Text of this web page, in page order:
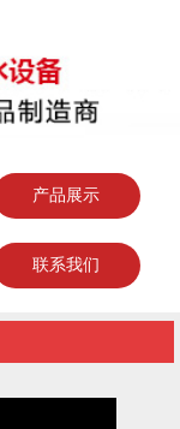
产品展示
联系我们